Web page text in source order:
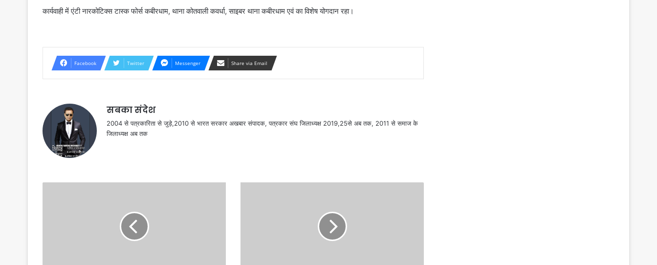
कार्यवाही में एंटी नारकोटिक्स टास्क फोर्स कबीरधाम, थाना कोतवाली कवर्धा, साइबर थाना कबीरधाम एवं का विशेष योगदान रहा।
Facebook Twitter Messenger Share via Email
सबका संदेश
2004 से पत्रकारिता से जुड़े,2010 से भारत सरकार अखबार संपादक, पत्रकार संघ जिलाध्यक्ष 2019,25से अब तक, 2011 से समाज के
जिलाध्यक्ष अब तक